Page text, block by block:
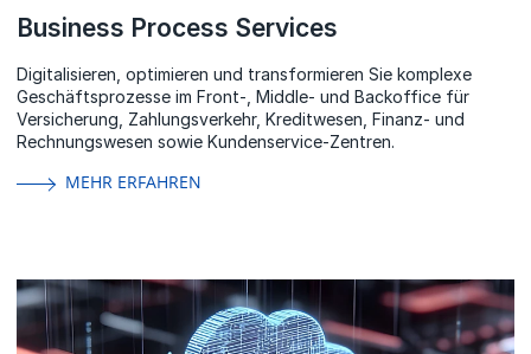
Business Process Services
Digitalisieren, optimieren und transformieren Sie komplexe
Geschäftsprozesse im Front-, Middle- und Backoffice für
Versicherung, Zahlungsverkehr, Kreditwesen, Finanz- und
Rechnungswesen sowie Kundenservice-Zentren.
MEHR ERFAHREN